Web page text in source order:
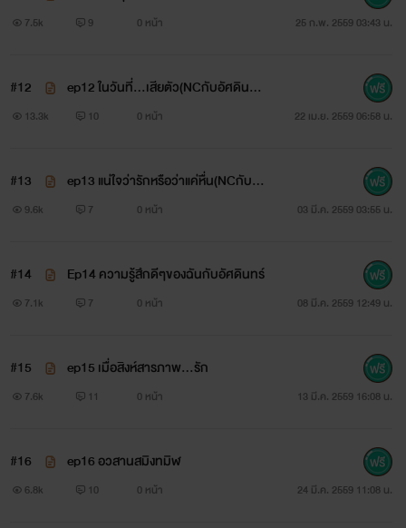
นะคะตอนที่46จบจร้า โฮ๊ะๆๆ..ในที่สุดก็จบแล้วนะคะกับระยะ
อย่าลืมติดตามนะคะ...รักรีดเดอร์ทุกท่านคะ...ขอบคุณทุก
คอมเมนท์และทุกท่านที่ซื้อเหรียญมาสนับสนุนไรท์นะคะ..ไรท์
************************************************************
คน ซึ่งทุกเดือนจะมีผู้เข้ามาชม1-2พันคน^-^ไรท์ดีใจมากๆเลย
*********************************************************
เร็วนี้ ไรท์จะอัพตอนพิเศษนะจ๊ะ..รีดเดอร์รอติดตามนะ
จ๊ะ..เน้นคู่วรจักษ์กับน้ำนะจ๊ะ ^-^
7.5k 9 0 หน้า 25 ก.พ. 2559 03:43 น.
#12
ep12 ในวันที่...เสียตัว(NCกับอัศดินทร
13.3k 10 0 หน้า 22 เม.ย. 2559 06:58 น.
#13
ep13 แน่ใจว่ารักหรือว่าแค่หื่น(NCกับอั
ศดินทร์)
9.6k 7 0 หน้า 03 มี.ค. 2559 03:55 น.
#14 Ep14 ความรู้สึกดีๆของฉันกับอัศดินทร์
7.1k 7 0 หน้า 08 มี.ค. 2559 12:49 น.
#15 ep15 เมื่อสิงห์สารภาพ...รัก
7.6k 11 0 หน้า 13 มี.ค. 2559 16:08 น.
#16 ep16 อวสานสมิงทมิฬ
6.8k 10 0 หน้า 24 มี.ค. 2559 11:08 น.